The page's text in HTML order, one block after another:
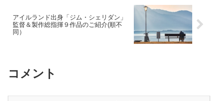
アイルランド出身「ジム・シェリダン」
監督＆製作総指揮９作品のご紹介(順不
同）
コメント